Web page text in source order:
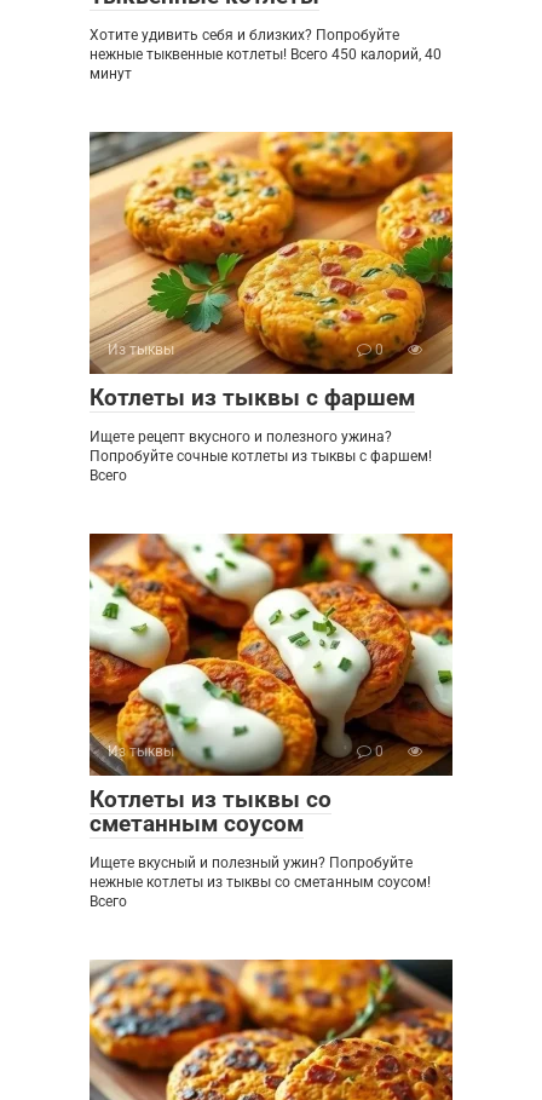
Хотите удивить себя и близких? Попробуйте
нежные тыквенные котлеты! Всего 450 калорий, 40
минут
Из тыквы 0
Котлеты из тыквы с фаршем
Ищете рецепт вкусного и полезного ужина?
Попробуйте сочные котлеты из тыквы с фаршем!
Всего
Из тыквы 0
Котлеты из тыквы со
сметанным соусом
Ищете вкусный и полезный ужин? Попробуйте
нежные котлеты из тыквы со сметанным соусом!
Всего